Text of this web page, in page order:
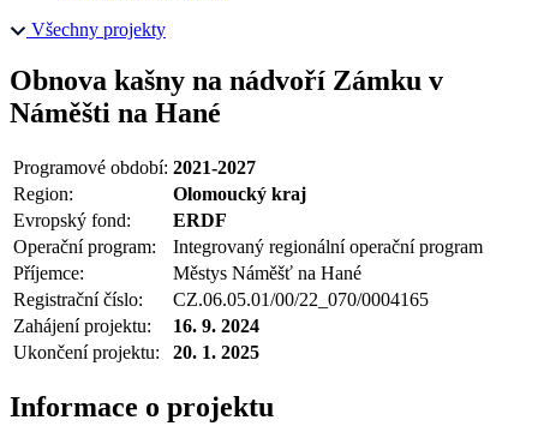
Všechny projekty
Obnova kašny na nádvoří Zámku v
Náměšti na Hané
Programové období: 2021-2027
Region:
Olomoucký kraj
Evropský fond:
ERDF
Operační program:
Integrovaný regionální operační program
Příjemce:
Městys Náměšť na Hané
Registrační číslo:
CZ.06.05.01/00/22_070/0004165
Zahájení projektu:
16. 9. 2024
Ukončení projektu:
20. 1. 2025
Informace o projektu